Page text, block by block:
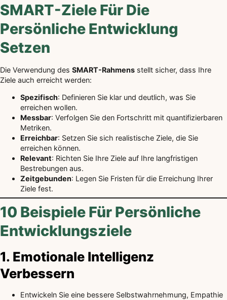
SMART-Ziele Für Die
Persönliche Entwicklung
Setzen
Die Verwendung des SMART-Rahmens stellt sicher, dass Ihre
Ziele auch erreicht werden:
Spezifisch: Definieren Sie klar und deutlich, was Sie
erreichen wollen.
Messbar: Verfolgen Sie den Fortschritt mit quantifizierbaren
Metriken.
Erreichbar: Setzen Sie sich realistische Ziele, die Sie
erreichen können.
Relevant: Richten Sie Ihre Ziele auf Ihre langfristigen
Bestrebungen aus.
Zeitgebunden: Legen Sie Fristen für die Erreichung Ihrer
Ziele fest.
10 Beispiele Für Persönliche
Entwicklungsziele
1. Emotionale Intelligenz
Verbessern
Entwickeln Sie eine bessere Selbstwahrnehmung, Empathie